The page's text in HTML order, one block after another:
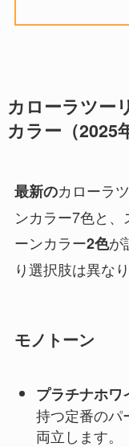
カローラツー
カラー（2025
最新のカローラ
ンカラー7色と
ーンカラー2色が
り選択肢は異な
モノトーン
プラチナホワ
持つ定番のパ
両立します。